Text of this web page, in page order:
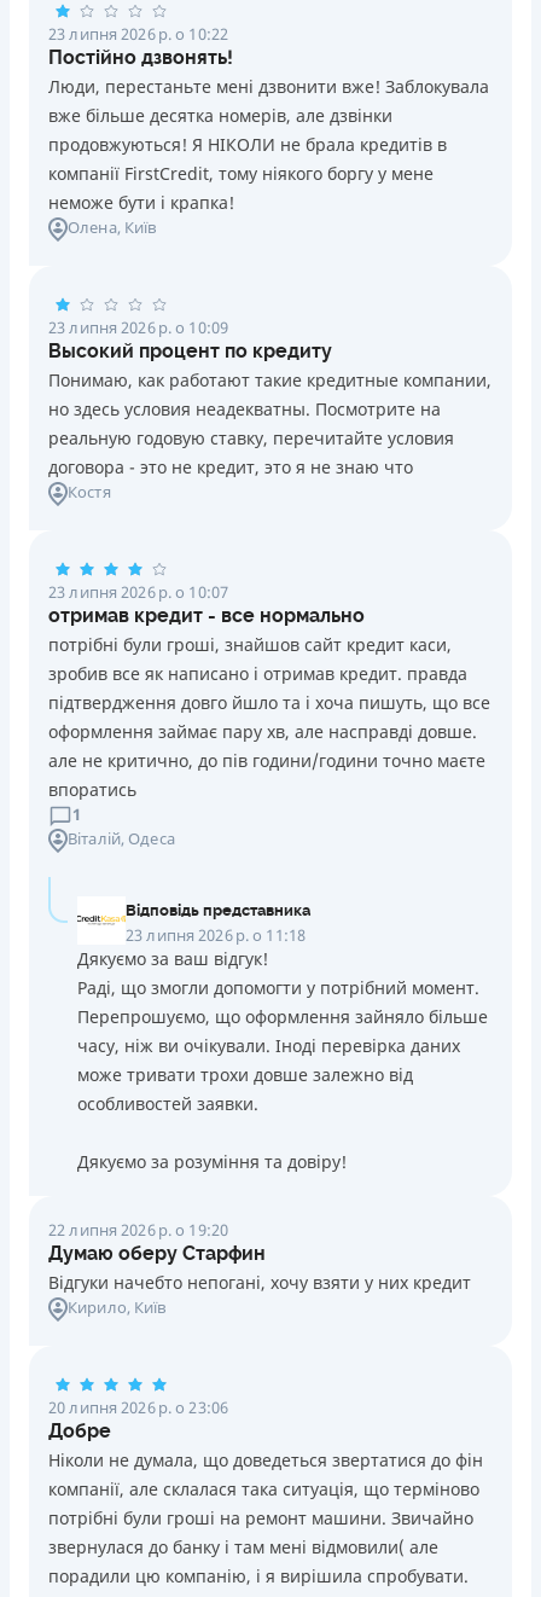
23 липня 2026 р. о 10:22
Постійно дзвонять!
Люди, перестаньте мені дзвонити вже! Заблокувала
вже більше десятка номерів, але дзвінки
продовжуються! Я НІКОЛИ не брала кредитів в
компанії FirstCredit, тому ніякого боргу у мене
неможе бути і крапка!
Олена, Київ
23 липня 2026 р. о 10:09
Высокий процент по кредиту
Понимаю, как работают такие кредитные компании,
но здесь условия неадекватны. Посмотрите на
реальную годовую ставку, перечитайте условия
договора - это не кредит, это я не знаю что
Костя
23 липня 2026 р. о 10:07
отримав кредит - все нормально
потрібні були гроші, знайшов сайт кредит каси,
зробив все як написано і отримав кредит. правда
підтвердження довго йшло та і хоча пишуть, що все
оформлення займає пару хв, але насправді довше.
але не критично, до пів години/години точно маєте
впоратись
1
Віталій, Одеса
Відповідь представника
23 липня 2026 р. о 11:18
Дякуємо за ваш відгук!
Раді, що змогли допомогти у потрібний момент.
Перепрошуємо, що оформлення зайняло більше
часу, ніж ви очікували. Іноді перевірка даних
може тривати трохи довше залежно від
особливостей заявки.
Дякуємо за розуміння та довіру!
22 липня 2026 р. о 19:20
Думаю оберу Старфин
Відгуки начебто непогані, хочу взяти у них кредит
Кирило, Київ
20 липня 2026 р. о 23:06
Добре
Ніколи не думала, що доведеться звертатися до фін
компанії, але склалася така ситуація, що терміново
потрібні були гроші на ремонт машини. Звичайно
звернулася до банку і там мені відмовили( але
порадили цю компанію, і я вирішила спробувати.